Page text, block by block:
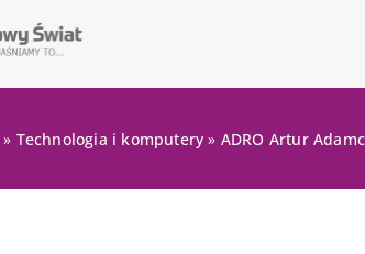
» Technologia i komputery » ADRO Artur